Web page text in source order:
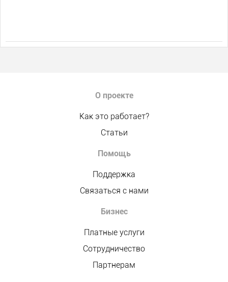
О проекте
Как это работает?
Статьи
Помощь
Поддержка
Связаться с нами
Бизнес
Платные услуги
Сотрудничество
Партнерам